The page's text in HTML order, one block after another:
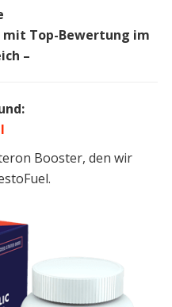
mit Top-Bewertung im
–
Booster, den wir